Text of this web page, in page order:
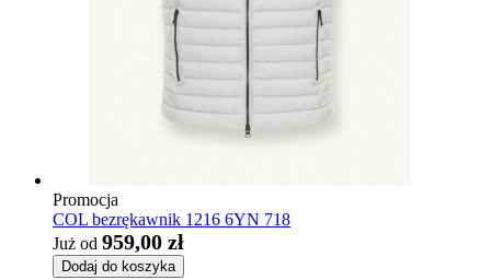
Promocja
COL bezrękawnik 1216 6YN 718
Już od 959,00 zł
Dodaj do koszyka